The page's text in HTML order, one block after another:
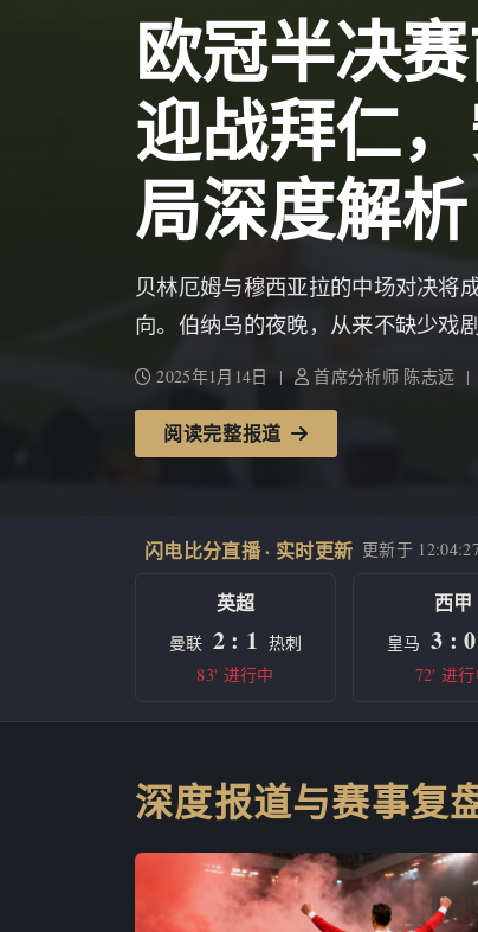
欧冠半决
迎战拜仁
局深度解析
贝林厄姆与穆西亚拉的中场对决将
向。伯纳乌的夜晚，从来不缺少戏剧
2025年1月14日 | 首席分析师 陈志远 |
阅读完整报道
闪电比分直播 · 实时更新 更新于
英超
曼联 2 : 1 热刺
83' 进行中
西甲
皇马 3 : 0
72' 进
深度报道与赛事复